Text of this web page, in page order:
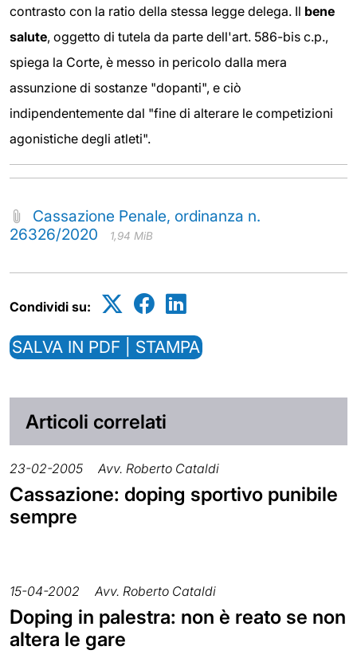
contrasto con la ratio della stessa legge delega. Il bene
salute, oggetto di tutela da parte dell'art. 586-bis c.p.,
spiega la Corte, è messo in pericolo dalla mera
assunzione di sostanze "dopanti", e ciò
indipendentemente dal "fine di alterare le competizioni
agonistiche degli atleti".
Cassazione Penale, ordinanza n.
26326/2020
1,94 MiB
Condividi su:
SALVA IN PDF | STAMPA
Articoli correlati
23-02-2005 Avv. Roberto Cataldi
Cassazione: doping sportivo punibile
sempre
15-04-2002 Avv. Roberto Cataldi
Doping in palestra: non è reato se non
altera le gare